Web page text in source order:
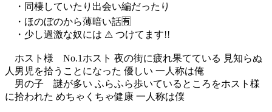
・同棲していたり出会い編だったり
・ほのぼのから薄暗い話🈶
・少し過激な奴には ⚠︎︎ つけてます!!
ホスト様 No.1ホスト 夜の街に疲れ果てている 見知らぬ
人男児を拾うことになった 優しい 一人称は俺
男の子 謎が多い ふらふら歩いているところをホスト様
に拾われた めちゃくちゃ健康 一人称は僕